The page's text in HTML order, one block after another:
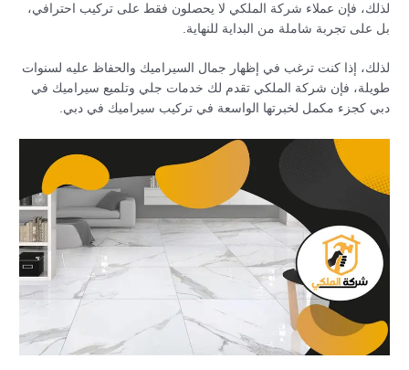
لذلك، فإن عملاء شركة الملكي لا يحصلون فقط على تركيب احترافي،
بل على تجربة شاملة من البداية للنهاية.
لذلك، إذا كنت ترغب في إظهار جمال السيراميك والحفاظ عليه لسنوات
طويلة، فإن شركة الملكي تقدم لك خدمات جلي وتلميع سيراميك في
دبي كجزء مكمل لخبرتها الواسعة في تركيب سيراميك في دبي.